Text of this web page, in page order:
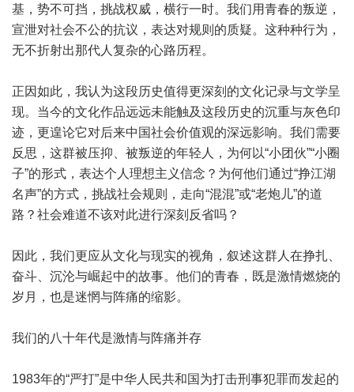
基，势不可挡，挑战权威，横行一时。我们用青春的叛逆，
宣泄对社会不公的抗议，表达对规则的质疑。这种种行为，
无不折射出那代人复杂的心路历程。
正因如此，我认为这段历史值得更深刻的文化记录与文学呈
现。当今的文化作品远远未能触及这段历史的沉重与灰色印
迹，更遑论它对后来中国社会价值观的深远影响。我们需要
反思，这群被压抑、被叛逆的年轻人，为何以“小团伙”“小圈
子”的形式，表达个人理想主义信念？为何他们通过“挣江湖
名声”的方式，挑战社会规则，走向“混混”或“老炮儿”的道
路？社会难道不该对此进行深刻反省吗？
因此，我们更应从文化与现实的视角，叙述这群人在挣扎、
奋斗、沉沦与崛起中的故事。他们的青春，既是激情燃烧的
岁月，也是迷惘与阵痛的缩影。
我们的八十年代是激情与阵痛并存
1983年的“严打”是中华人民共和国为打击刑事犯罪而发起的